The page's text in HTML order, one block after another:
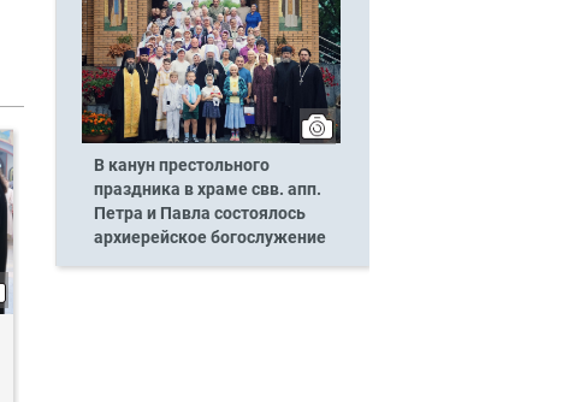
В канун престольного
праздника в храме свв. апп.
Петра и Павла состоялось
архиерейское богослужение